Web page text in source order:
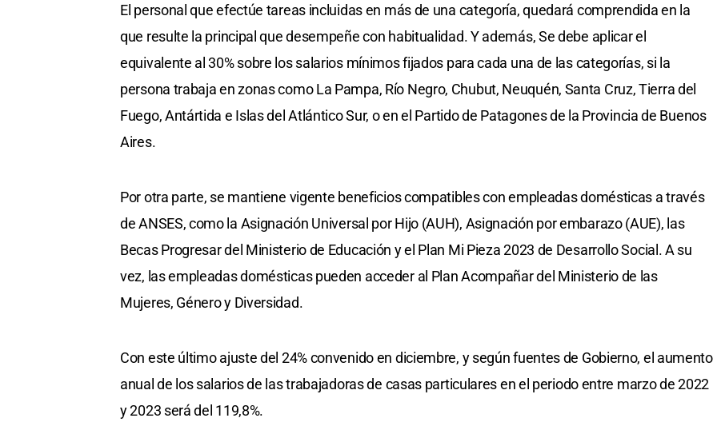
El personal que efectúe tareas incluidas en más de una categoría, quedará comprendida en la
que resulte la principal que desempeñe con habitualidad. Y además, Se debe aplicar el
equivalente al 30% sobre los salarios mínimos fijados para cada una de las categorías, si la
persona trabaja en zonas como La Pampa, Río Negro, Chubut, Neuquén, Santa Cruz, Tierra del
Fuego, Antártida e Islas del Atlántico Sur, o en el Partido de Patagones de la Provincia de Buenos
Aires.
Por otra parte, se mantiene vigente beneficios compatibles con empleadas domésticas a través
de ANSES, como la Asignación Universal por Hijo (AUH), Asignación por embarazo (AUE), las
Becas Progresar del Ministerio de Educación y el Plan Mi Pieza 2023 de Desarrollo Social. A su
vez, las empleadas domésticas pueden acceder al Plan Acompañar del Ministerio de las
Mujeres, Género y Diversidad.
Con este último ajuste del 24% convenido en diciembre, y según fuentes de Gobierno, el aumento
anual de los salarios de las trabajadoras de casas particulares en el periodo entre marzo de 2022
y 2023 será del 119,8%.